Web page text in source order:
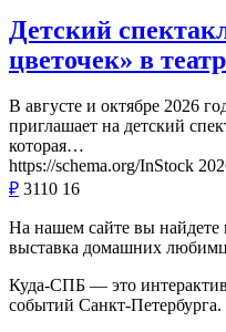
Детский
цветочек» в
В августе и октябре 2026
приглашает на детский
которая…
https://schema.org/InStock
₽ 3110 16
На нашем сайте вы
выставка домашних
Куда-СПБ — это
событий Санкт-Петербурга.